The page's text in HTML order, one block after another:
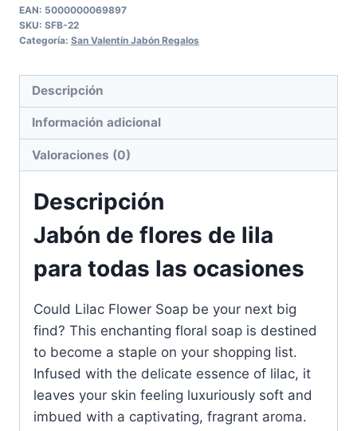
for
All
cantidad
EAN: 5000000069897
SKU: SFB-22
Categoría: San Valentín Jabón Regalos
Descripción
Información adicional
Valoraciones (0)
Descripción
Jabón de flores de lila
para todas las ocasiones
Could Lilac Flower Soap be your next big
find? This enchanting floral soap is destined
to become a staple on your shopping list.
Infused with the delicate essence of lilac, it
leaves your skin feeling luxuriously soft and
imbued with a captivating, fragrant aroma.